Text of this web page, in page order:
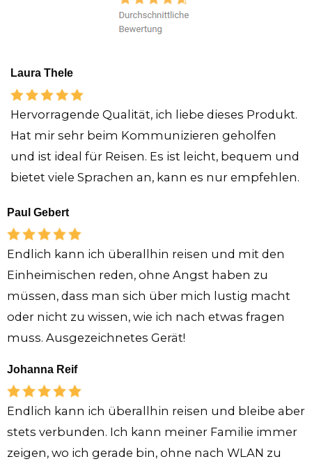
Laura Thele
Hervorragende Qualität, ich liebe dieses Produkt.
Hat mir sehr beim Kommunizieren geholfen
und ist ideal für Reisen. Es ist leicht, bequem und
bietet viele Sprachen an, kann es nur empfehlen.
Paul Gebert
Endlich kann ich überallhin reisen und mit den
Einheimischen reden, ohne Angst haben zu
müssen, dass man sich über mich lustig macht
oder nicht zu wissen, wie ich nach etwas fragen
muss. Ausgezeichnetes Gerät!
Johanna Reif
Endlich kann ich überallhin reisen und bleibe aber
stets verbunden. Ich kann meiner Familie immer
zeigen, wo ich gerade bin, ohne nach WLAN zu